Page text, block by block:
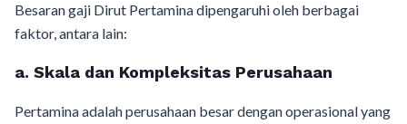
Besaran gaji Dirut Pertamina dipengaruhi oleh berbagai
faktor, antara lain:
a. Skala dan Kompleksitas Perusahaan
Pertamina adalah perusahaan besar dengan operasional yang